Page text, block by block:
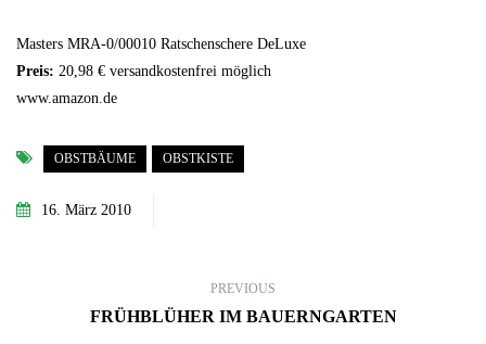
Masters MRA-0/00010 Ratschenschere DeLuxe
Preis: 20,98 € versandkostenfrei möglich
www.amazon.de
OBSTBÄUME OBSTKISTE
16. März 2010
PREVIOUS
FRÜHBLÜHER IM BAUERNGARTEN